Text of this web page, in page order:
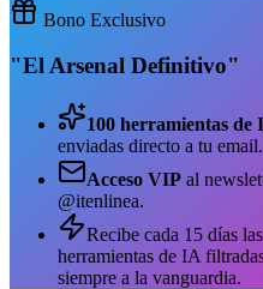
Bono Exclusivo
"El Arsenal Definitivo"
100 herramientas de
enviadas directo a tu email.
Acceso VIP al
@itenlinea.
Recibe cada 15 días
herramientas de IA
siempre a la vanguardia.